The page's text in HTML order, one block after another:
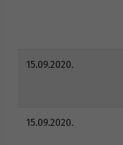
15.09.2020.
15.09.2020.